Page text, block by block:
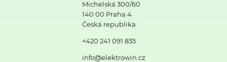
Michelská 300/60
140 00 Praha 4
Česká republika
+420 241 091 835
info@elektrowin.cz